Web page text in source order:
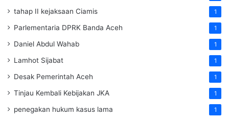
tahap II kejaksaan Ciamis 1
Parlementaria DPRK Banda Aceh 1
Daniel Abdul Wahab 1
Lamhot Sijabat 1
Desak Pemerintah Aceh 1
Tinjau Kembali Kebijakan JKA 1
penegakan hukum kasus lama 1